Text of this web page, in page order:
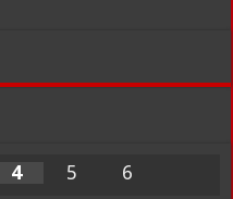
4 5 6